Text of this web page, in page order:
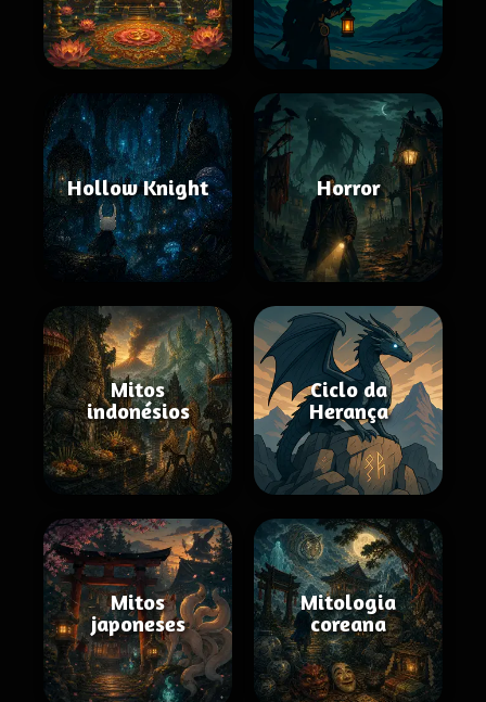
Hollow Knight Horror
Mitos
indonésios
Ciclo da
Herança
Mitos
japoneses
Mitologia
coreana